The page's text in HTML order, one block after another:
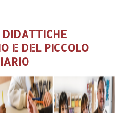
DIDATTICHE
E DEL PICCOLO